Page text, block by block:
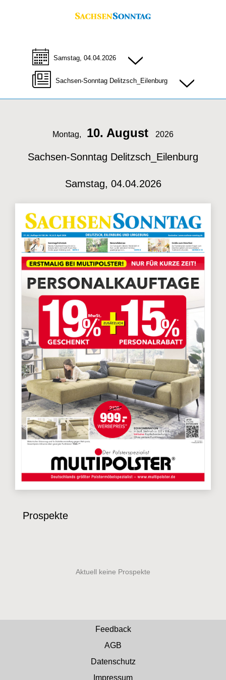
Samstag, 04.04.2026
Sachsen-Sonntag Delitzsch_Eilenburg
Montag, 10. August 2026
Sachsen-Sonntag Delitzsch_Eilenburg
Samstag, 04.04.2026
Prospekte
Feedback
AGB
Datenschutz
Impressum